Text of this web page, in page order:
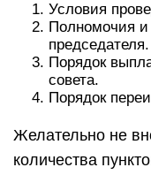
Условия
Полномочия и
председателя.
Порядок
совета.
Порядок
Желательно не
количества